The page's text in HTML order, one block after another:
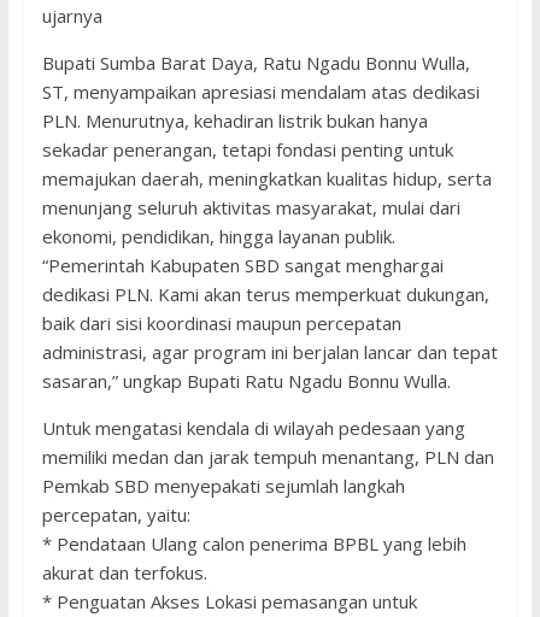
ujarnya
Bupati Sumba Barat Daya, Ratu Ngadu Bonnu Wulla,
ST, menyampaikan apresiasi mendalam atas dedikasi
PLN. Menurutnya, kehadiran listrik bukan hanya
sekadar penerangan, tetapi fondasi penting untuk
memajukan daerah, meningkatkan kualitas hidup, serta
menunjang seluruh aktivitas masyarakat, mulai dari
ekonomi, pendidikan, hingga layanan publik.
“Pemerintah Kabupaten SBD sangat menghargai
dedikasi PLN. Kami akan terus memperkuat dukungan,
baik dari sisi koordinasi maupun percepatan
administrasi, agar program ini berjalan lancar dan tepat
sasaran,” ungkap Bupati Ratu Ngadu Bonnu Wulla.
Untuk mengatasi kendala di wilayah pedesaan yang
memiliki medan dan jarak tempuh menantang, PLN dan
Pemkab SBD menyepakati sejumlah langkah
percepatan, yaitu:
* Pendataan Ulang calon penerima BPBL yang lebih
akurat dan terfokus.
* Penguatan Akses Lokasi pemasangan untuk